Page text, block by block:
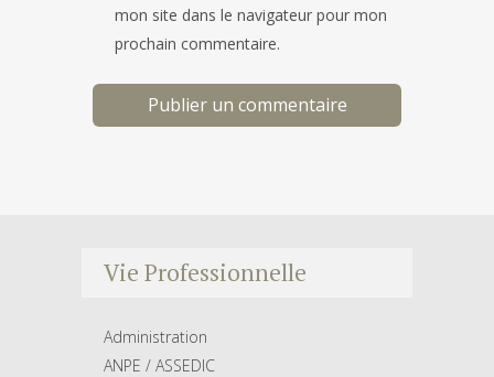
mon site dans le navigateur pour mon
prochain commentaire.
Vie Professionnelle
Administration
ANPE / ASSEDIC